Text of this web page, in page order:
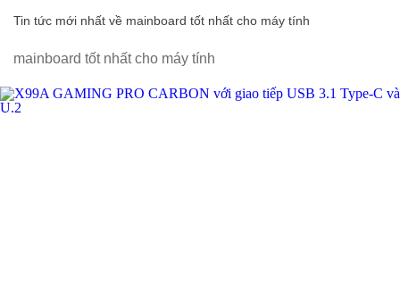
Tin tức mới nhất về mainboard tốt nhất cho máy tính
mainboard tốt nhất cho máy tính